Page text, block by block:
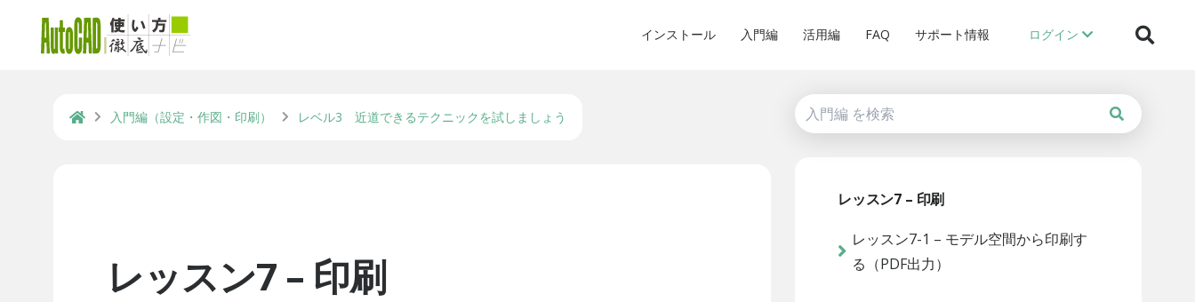
インストール 入門編 活用編 FAQ サポート情報 ログイン
入門編（設定・作図・印刷） レベル3 近道できるテクニックを試しましょう
レッスン7 – 印刷
レッスン7 – 印刷
レッスン7-1 – モデル空間から印刷す
る（PDF出力）